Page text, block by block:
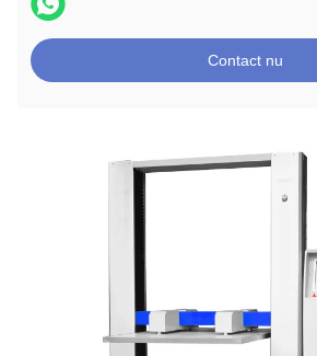
Contact nu